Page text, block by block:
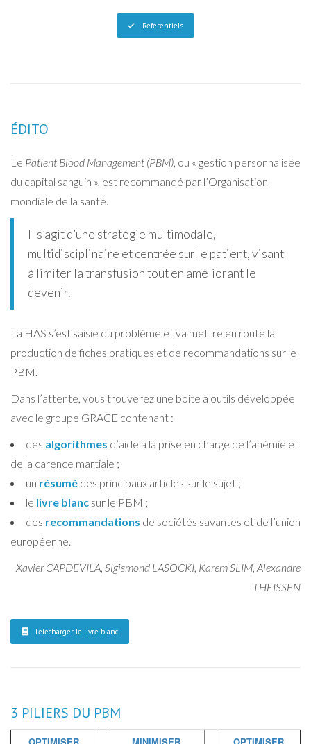
Référentiels
ÉDITO
Le Patient Blood Management (PBM), ou « gestion personnalisée
du capital sanguin », est recommandé par l’Organisation
mondiale de la santé.
Il s’agit d’une stratégie multimodale,
multidisciplinaire et centrée sur le patient, visant
à limiter la transfusion tout en améliorant le
devenir.
La HAS s’est saisie du problème et va mettre en route la
production de fiches pratiques et de recommandations sur le
PBM.
Dans l’attente, vous trouverez une boite à outils développée
avec le groupe GRACE contenant :
des algorithmes d’aide à la prise en charge de l’anémie et
de la carence martiale ;
un résumé des principaux articles sur le sujet ;
le livre blanc sur le PBM ;
des recommandations de sociétés savantes et de l’union
européenne.
Xavier CAPDEVILA, Sigismond LASOCKI, Karem SLIM, Alexandre
THEISSEN
Télécharger le livre blanc
3 PILIERS DU PBM